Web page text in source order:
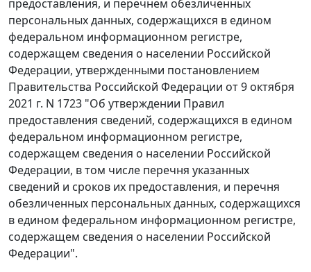
предоставления, и перечнем обезличенных
персональных данных, содержащихся в едином
федеральном информационном регистре,
содержащем сведения о населении Российской
Федерации, утвержденными постановлением
Правительства Российской Федерации от 9 октября
2021 г. N 1723 "Об утверждении Правил
предоставления сведений, содержащихся в едином
федеральном информационном регистре,
содержащем сведения о населении Российской
Федерации, в том числе перечня указанных
сведений и сроков их предоставления, и перечня
обезличенных персональных данных, содержащихся
в едином федеральном информационном регистре,
содержащем сведения о населении Российской
Федерации".